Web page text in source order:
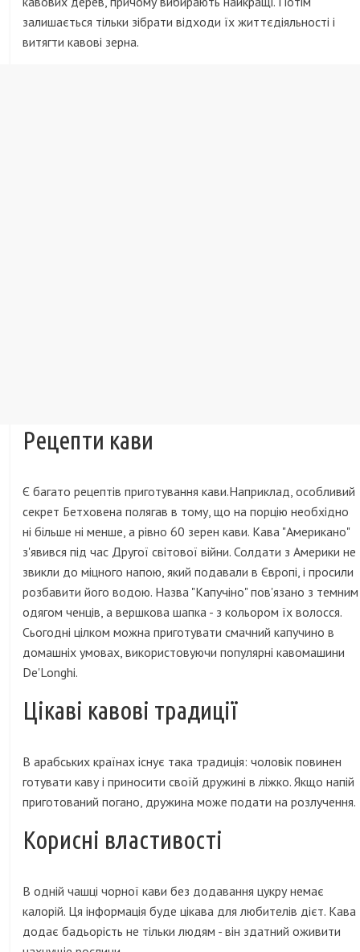
залишається тільки зібрати відходи їх життєдіяльності і
витягти кавові зерна.
Рецепти кави
Є багато рецептів приготування кави.Наприклад, особливий
секрет Бетховена полягав в тому, що на порцію необхідно
ні більше ні менше, а рівно 60 зерен кави. Кава "Американо"
з'явився під час Другої світової війни. Солдати з Америки не
звикли до міцного напою, який подавали в Європі, і просили
розбавити його водою. Назва "Капучіно" пов'язано з темним
одягом ченців, а вершкова шапка - з кольором їх волосся.
Сьогодні цілком можна приготувати смачний капучино в
домашніх умовах, використовуючи популярні кавомашини
De'Longhi.
Цікаві кавові традиції
В арабських країнах існує така традиція: чоловік повинен
готувати каву і приносити своїй дружині в ліжко. Якщо напій
приготований погано, дружина може подати на розлучення.
Корисні властивості
В одній чашці чорної кави без додавання цукру немає
калорій. Ця інформація буде цікава для любителів дієт. Кава
додає бадьорість не тільки людям - він здатний оживити